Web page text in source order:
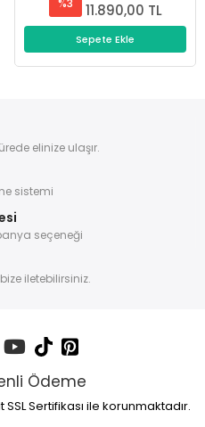
%3 11.890,00 TL
Sepete Ekle
elinize ulaşır.
sistemi
seçeneği
iletebilirsiniz.
Ödeme
Sertifikası ile korunmaktadır.